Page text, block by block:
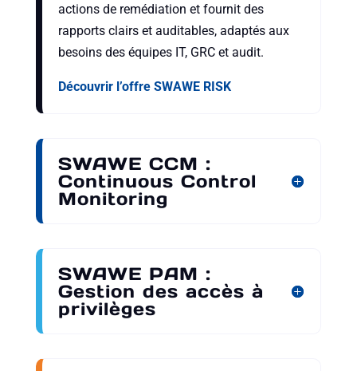
actions de remédiation et fournit des
rapports clairs et auditables, adaptés aux
besoins des équipes IT, GRC et audit.
Découvrir l’offre SWAWE RISK
SWAWE CCM :
Continuous Control
Monitoring
SWAWE PAM :
Gestion des accès à
privilèges